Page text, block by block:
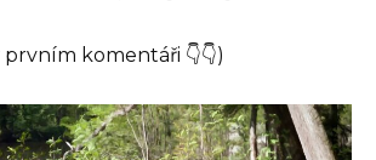
komentáři 👇👇)